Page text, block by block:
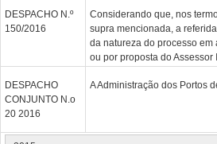
DESPACHO N.º
150/2016
Considerando que, nos
supra mencionada, a
da natureza do processo
ou por proposta do Assessor
DESPACHO
CONJUNTO N.o
20 2016
A Administração dos Portos